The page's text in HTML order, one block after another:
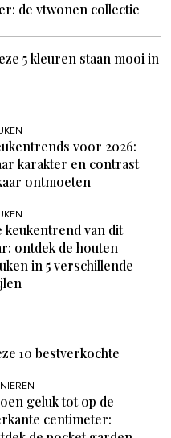
de vtwonen collectie
5 kleuren staan mooi in
voor 2026:
karakter en contrast
ontmoeten
keukentrend van dit
ontdek de houten
in 5 verschillende
10 bestverkochte
geluk tot op de
centimeter: